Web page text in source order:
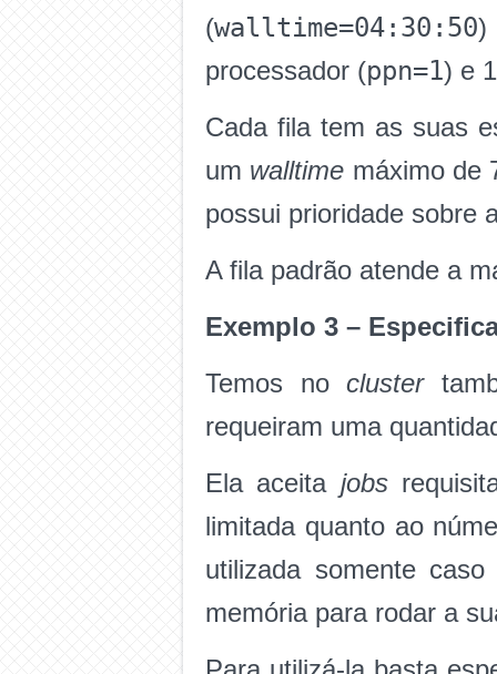
(walltime=04:30:50)
processador (ppn=1) e
Cada fila tem as suas
um walltime máximo de
possui prioridade sobre
A fila padrão atende a
Exemplo 3 –
Temos nocluster
requeiram uma
Ela aceita jobs
limitada quanto ao
utilizada somente
memória para rodar a